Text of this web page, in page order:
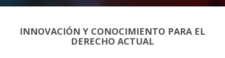
INNOVACIÓN Y CONOCIMIENTO PARA EL
DERECHO ACTUAL